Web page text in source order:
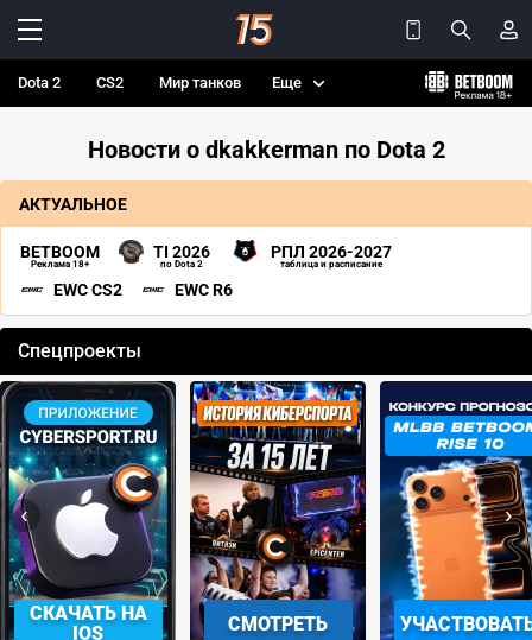
Dota 2 CS2 Мир танков Еще
Новости о dkakkerman по Dota 2
АКТУАЛЬНОЕ
BETBOOM
Реклама 18+
TI 2026
по Dota 2
РПЛ 2026-2027
таблица и расписание
EWC CS2 EWC R6
Спецпроекты
СКАЧАТЬ НА
IOS
СМОТРЕТЬ
‹ ›